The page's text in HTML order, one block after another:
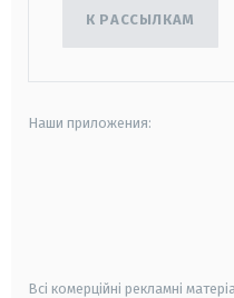
К РАССЫЛКАМ
Наши приложения:
Всі комерційні рекламні